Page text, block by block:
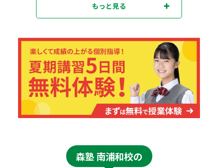
もっと見る
森塾 南浦和校の